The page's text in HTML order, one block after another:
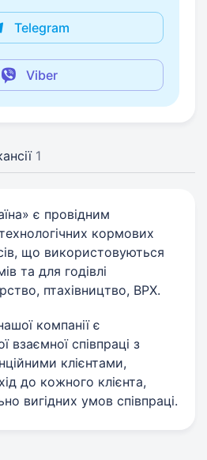
Telegram
Viber
1
є провідним
кормових
що використовуються
та для годівлі
птахівництво, ВРХ.
компанії є
взаємної співпраці з
клієнтами,
до кожного клієнта,
вигідних умов співпраці.